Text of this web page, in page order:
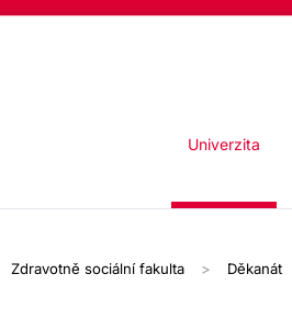
Univerzita
Zdravotně sociální fakulta Děkanát